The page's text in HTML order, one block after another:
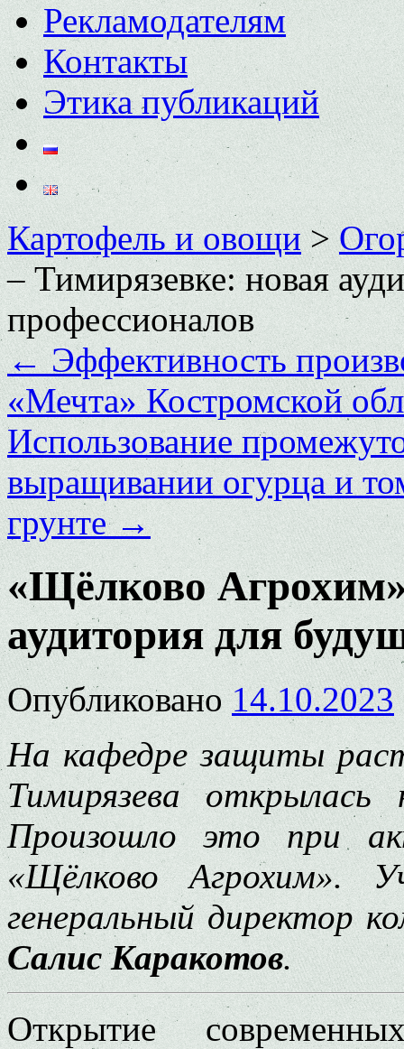
Рекламодателям
Контакты
Этика публикаций
Картофель и овощи>
– Тимирязевке: новая
профессионалов
←Эффективность
«Мечта» Костромской
Использование
выращивании огурца и
грунте→
«Щёлково
аудитория для
Опубликовано 14.10.2023
На кафедре защиты
Тимирязеваоткрылась
Произошло это при
«Щёлково Агрохим».
генеральный директор
Салис Каракотов.
Открытие